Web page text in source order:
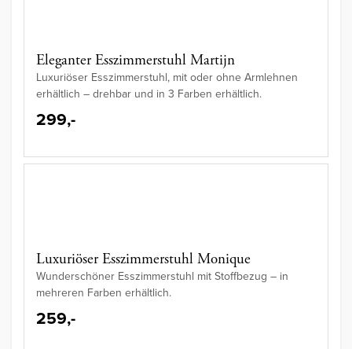
Eleganter Esszimmerstuhl Martijn
Luxuriöser Esszimmerstuhl, mit oder ohne Armlehnen
erhältlich – drehbar und in 3 Farben erhältlich.
299,-
Luxuriöser Esszimmerstuhl Monique
Wunderschöner Esszimmerstuhl mit Stoffbezug – in
mehreren Farben erhältlich.
259,-